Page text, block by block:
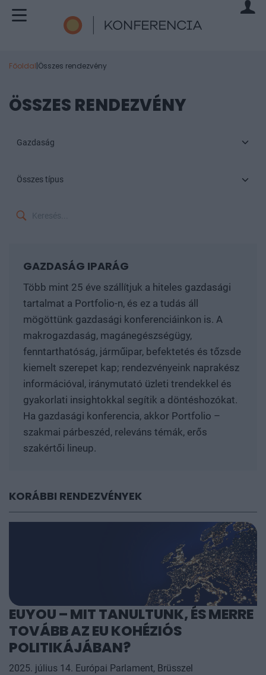
Főoldal|Összes rendezvény
ÖSSZES RENDEZVÉNY
Gazdaság
Összes típus
GAZDASÁG IPARÁG
Több mint 25 éve szállítjuk a hiteles gazdasági
tartalmat a Portfolio-n, és ez a tudás áll
mögöttünk gazdasági konferenciáinkon is. A
makrogazdaság, magánegészségügy,
fenntarthatóság, járműipar, befektetés és tőzsde
kiemelt szerepet kap; rendezvényeink naprakész
információval, iránymutató üzleti trendekkel és
gyakorlati insightokkal segítik a döntéshozókat.
Ha gazdasági konferencia, akkor Portfolio –
szakmai párbeszéd, releváns témák, erős
szakértői lineup.
KORÁBBI RENDEZVÉNYEK
EUYOU – MIT TANULTUNK, ÉS MERRE
TOVÁBB AZ EU KOHÉZIÓS
POLITIKÁJÁBAN?
2025. július 14. Európai Parlament, Brüsszel